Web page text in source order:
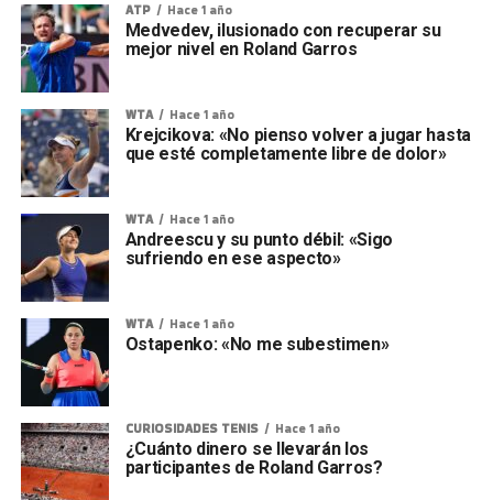
ATP Hace 1 año
Medvedev, ilusionado con recuperar su
mejor nivel en Roland Garros
WTA Hace 1 año
Krejcikova: «No pienso volver a jugar hasta
que esté completamente libre de dolor»
WTA Hace 1 año
Andreescu y su punto débil: «Sigo
sufriendo en ese aspecto»
WTA Hace 1 año
Ostapenko: «No me subestimen»
CURIOSIDADES TENIS Hace 1 año
¿Cuánto dinero se llevarán los
participantes de Roland Garros?